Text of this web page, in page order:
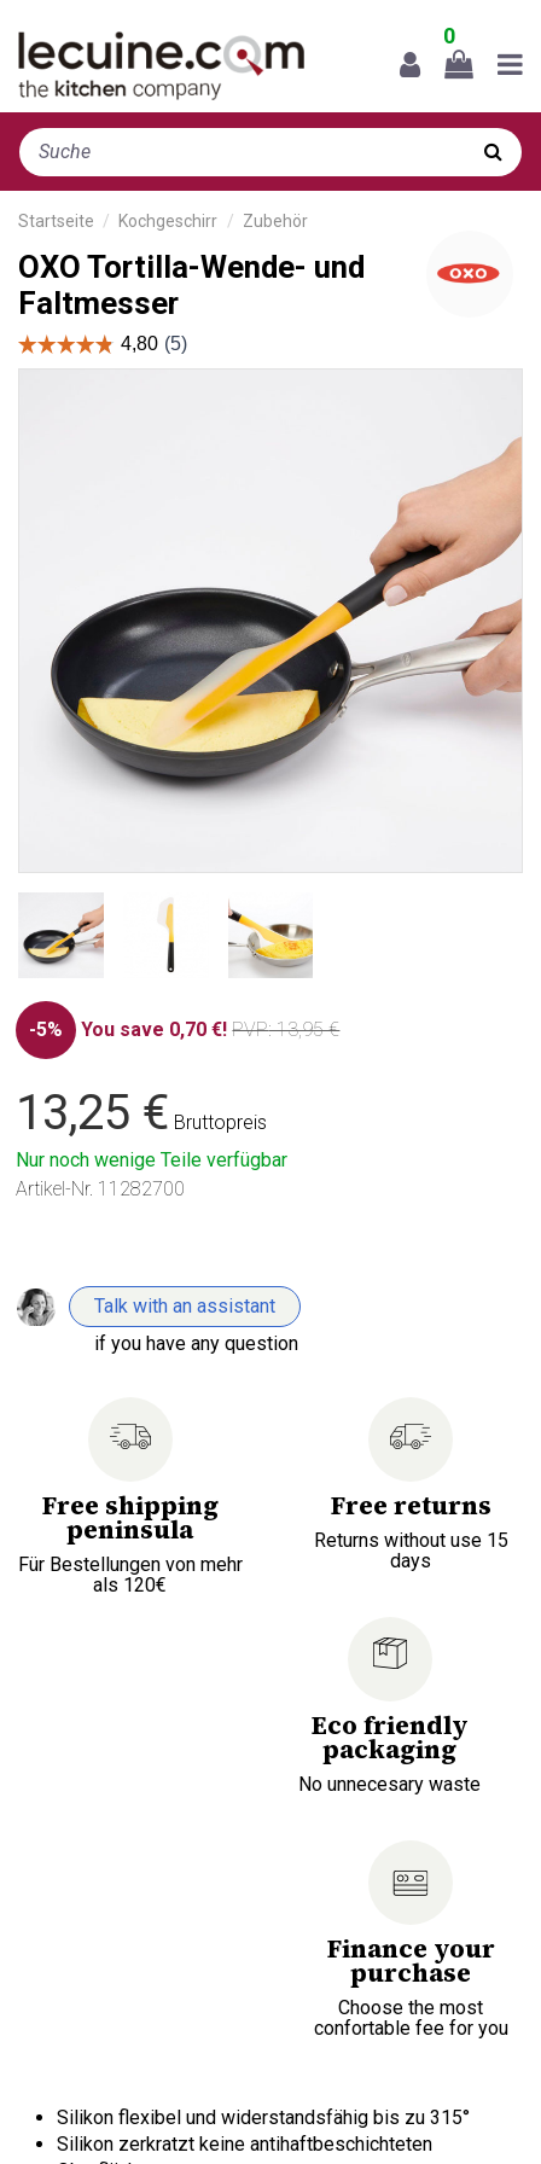
0
Startseite Kochgeschirr Zubehör
OXO Tortilla-Wende- und
Faltmesser
-5% You save 0,70 €! PVP: 13,95 €
13,25 € Bruttopreis
Nur noch wenige Teile verfügbar
Artikel-Nr. 11282700
Talk with an assistant
if you have any question
Free shipping
peninsula
Für Bestellungen von mehr
als 120€
Free returns
Returns without use 15
days
Eco friendly
packaging
No unnecesary waste
Finance your
purchase
Choose the most
confortable fee for you
Silikon flexibel und widerstandsfähig bis zu 315°
Silikon zerkratzt keine antihaftbeschichteten